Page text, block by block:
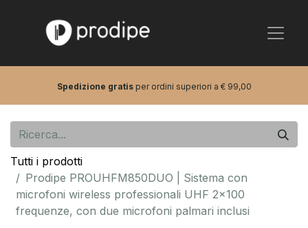
Spedizione gratis per ordini superiori a € 99,00
Tutti i prodotti
Prodipe PROUHFM850DUO | Sistema con
microfoni wireless professionali UHF 2x100
frequenze, con due microfoni palmari inclusi